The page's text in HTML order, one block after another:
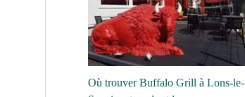
Où trouver Buffalo Grill à Lons-le-